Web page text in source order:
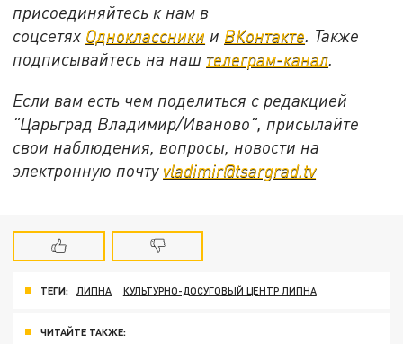
присоединяйтесь к нам в
соцсетях Одноклассники и ВКонтакте. Также
подписывайтесь на наш телеграм-канал.
Если вам есть чем поделиться с редакцией
"Царьград Владимир/Иваново", присылайте
свои наблюдения, вопросы, новости на
электронную почту vladimir@tsargrad.tv
ТЕГИ: ЛИПНА КУЛЬТУРНО-ДОСУГОВЫЙ ЦЕНТР ЛИПНА
ЧИТАЙТЕ ТАКЖЕ: